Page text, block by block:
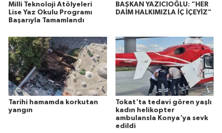
Milli Teknoloji Atölyeleri
Lise Yaz Okulu Programı
Başarıyla Tamamlandı
BAŞKAN YAZICIOĞLU: “HER
DAİM HALKIMIZLA İÇ İÇEYİZ”
Tarihi hamamda korkutan
yangın
Tokat'ta tedavi gören yaşlı
kadın helikopter
ambulansla Konya'ya sevk
edildi